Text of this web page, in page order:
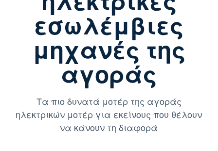
εσωλέμβιες
μηχανές της
αγοράς
Τα πιο δυνατά μοτέρ της αγοράς
ηλεκτρικών μοτέρ για εκείνους που θέλουν
να κάνουν τη διαφορά